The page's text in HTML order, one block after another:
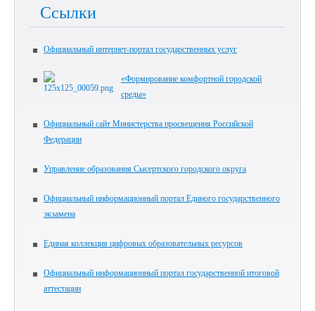
Ссылки
Официальный интернет-портал государственных услуг
«Формирование комфортной городской
среды»
Официальный сайт Министерства просвещения Российской
Федерации
Управление образования Сысертского городского округа
Официальный информационный портал Единого государственного
экзамена
Единая коллекция цифровых образовательных ресурсов
Официальный информационный портал государственной итоговой
аттестации